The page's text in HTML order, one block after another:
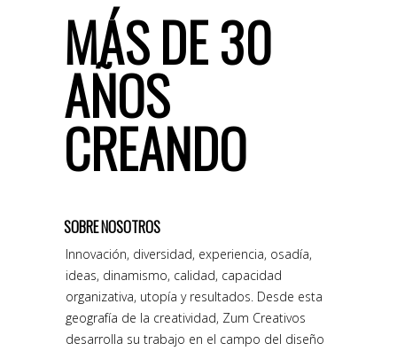
MÁS DE 30
AÑOS
CREANDO
SOBRE NOSOTROS
Innovación, diversidad, experiencia, osadía,
ideas, dinamismo, calidad, capacidad
organizativa, utopía y resultados. Desde esta
geografía de la creatividad, Zum Creativos
desarrolla su trabajo en el campo del diseño